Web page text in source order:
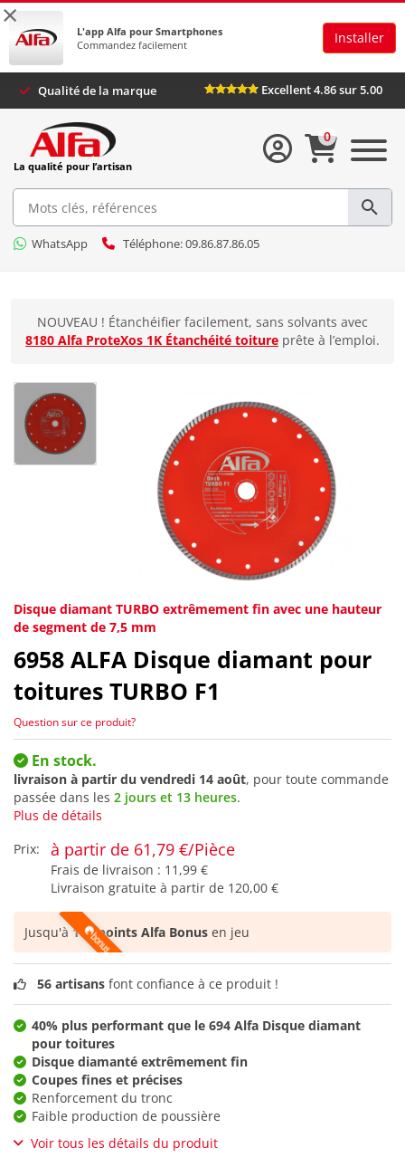
×
L'app Alfa pour Smartphones
Commandez facilement
Installer
Qualité de la marque Excellent 4.86 sur 5.00
La qualité pour l’artisan
WhatsApp Téléphone: 09.86.87.86.05
0
NOUVEAU ! Étanchéifier facilement, sans solvants avec
8180 Alfa ProteXos 1K Étanchéité toiture prête à l’emploi.
Disque diamant TURBO extrêmement fin avec une hauteur
de segment de 7,5 mm
6958 ALFA Disque diamant pour
toitures TURBO F1
Question sur ce produit?
En stock.
livraison à partir du vendredi 14 août, pour toute commande
passée dans les 2 jours et 13 heures.
Plus de détails
Prix:
à partir de 61,79 €/Pièce
Frais de livraison : 11,99 €
Livraison gratuite à partir de 120,00 €
Jusqu'à102 points Alfa Bonus en jeu
56 artisans font confiance à ce produit !
40% plus performant que le 694 Alfa Disque diamant
pour toitures
Disque diamanté extrêmement fin
Coupes fines et précises
Renforcement du tronc
Faible production de poussière
Voir tous les détails du produit